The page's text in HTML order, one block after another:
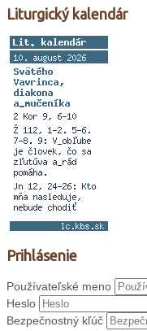
Liturgický kalendár
Prihlásenie
Používateľské meno
Heslo
Bezpečnostný kľúč